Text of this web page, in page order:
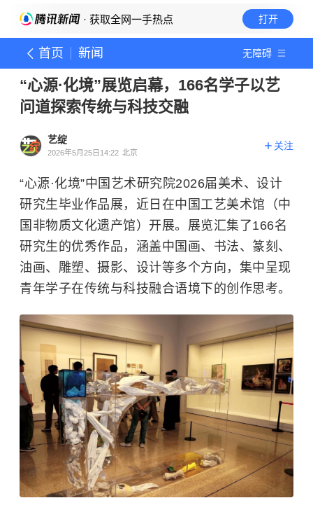
· 获取全网一手热点 打开
首页 新闻 无障碍
“心源·化境”展览启幕，166名学子以艺
问道探索传统与科技交融
艺绽
2026年5月25日14:22 北京
关注
“心源·化境”中国艺术研究院2026届美术、设计
研究生毕业作品展，近日在中国工艺美术馆（中
国非物质文化遗产馆）开展。展览汇集了166名
研究生的优秀作品，涵盖中国画、书法、篆刻、
油画、雕塑、摄影、设计等多个方向，集中呈现
青年学子在传统与科技融合语境下的创作思考。